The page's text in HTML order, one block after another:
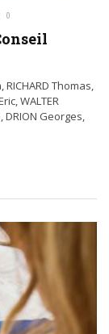
0
RICHARD Thomas,
WALTER
DRION Georges,